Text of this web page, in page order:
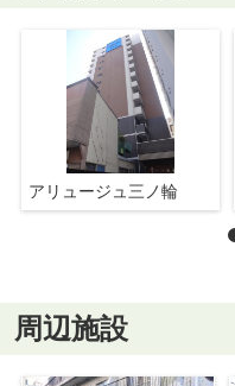
アリュージュ三ノ輪
周辺施設